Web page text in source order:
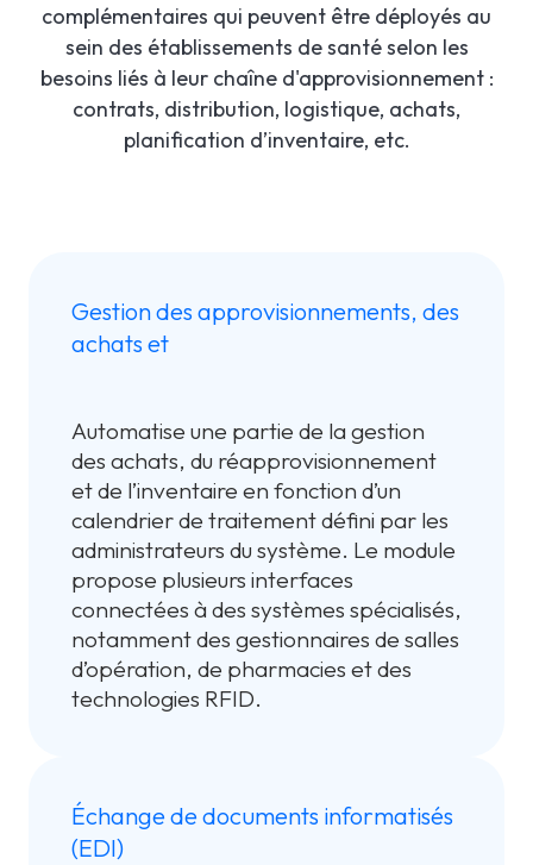
complémentaires qui peuvent être déployés au
sein des établissements de santé selon les
besoins liés à leur chaîne d'approvisionnement :
contrats, distribution, logistique, achats,
planification d’inventaire, etc.
Gestion des approvisionnements, des
achats et
Automatise une partie de la gestion
des achats, du réapprovisionnement
et de l’inventaire en fonction d’un
calendrier de traitement défini par les
administrateurs du système. Le module
propose plusieurs interfaces
connectées à des systèmes spécialisés,
notamment des gestionnaires de salles
d’opération, de pharmacies et des
technologies RFID.
Échange de documents informatisés
(EDI)